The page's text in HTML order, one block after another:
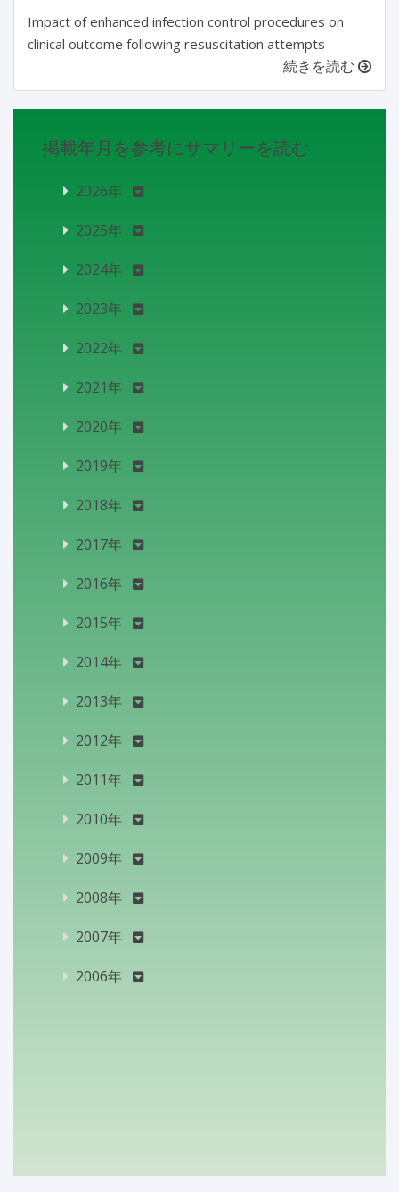
Impact of enhanced infection control procedures on
clinical outcome following resuscitation attempts
続きを読む
掲載年月を参考にサマリーを読む
2026年
2025年
2024年
2023年
2022年
2021年
2020年
2019年
2018年
2017年
2016年
2015年
2014年
2013年
2012年
2011年
2010年
2009年
2008年
2007年
2006年